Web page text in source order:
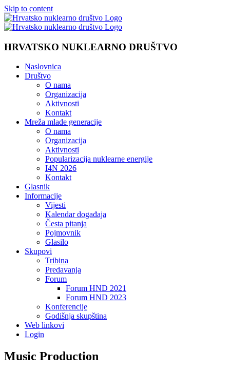
Skip to content
HRVATSKO NUKLEARNO DRUŠTVO
Naslovnica
Društvo
O nama
Organizacija
Aktivnosti
Kontakt
Mreža mlade generacije
O nama
Organizacija
Aktivnosti
Popularizacija nuklearne energije
I4N 2026
Kontakt
Glasnik
Informacije
Vijesti
Kalendar događaja
Česta pitanja
Pojmovnik
Glasilo
Skupovi
Tribina
Predavanja
Forum
Forum HND 2021
Forum HND 2023
Konferencije
Godišnja skupština
Web linkovi
Login
Music Production